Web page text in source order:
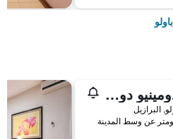
كوندومينيو دو إديفيشيو ذا بارك هول
البرازيل